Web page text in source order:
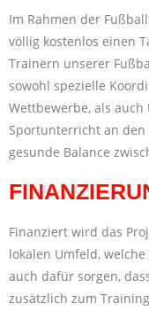
Im Rahmen der
völlig kostenlos einen
Trainern unserer
sowohl spezielle
Wettbewerbe, als
Sportunterricht an den
gesunde Balance
Finanziert wird das
lokalen Umfeld,
auch dafür sorgen,
zusätzlich zum